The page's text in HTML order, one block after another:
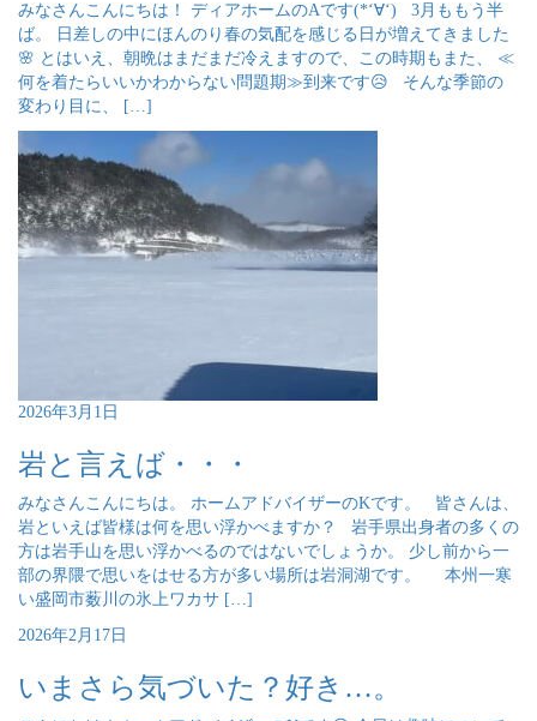
みなさんこんにちは！ ディアホームのAです(*‘∀‘) 3月ももう半
ば。 日差しの中にほんのり春の気配を感じる日が増えてきました
🌸 とはいえ、朝晩はまだまだ冷えますので、この時期もまた、 ≪
何を着たらいいかわからない問題期≫到来です😥 そんな季節の
変わり目に、 […]
2026年3月1日
岩と言えば・・・
みなさんこんにちは。 ホームアドバイザーのKです。 皆さんは、
岩といえば皆様は何を思い浮かべますか？ 岩手県出身者の多くの
方は岩手山を思い浮かべるのではないでしょうか。 少し前から一
部の界隈で思いをはせる方が多い場所は岩洞湖です。 本州一寒
い盛岡市薮川の氷上ワカサ […]
2026年2月17日
いまさら気づいた？好き…。